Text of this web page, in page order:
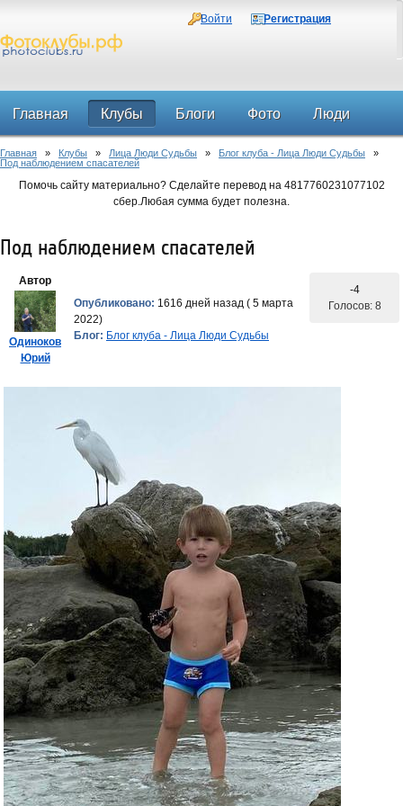
Войти Регистрация
Главная Клубы Блоги Фото Люди
Форум
Главная » Клубы » Лица Люди Судьбы » Блог клуба - Лица Люди Судьбы »
Под наблюдением спасателей
Помочь сайту материально? Сделайте перевод на 4817760231077102
сбер.Любая сумма будет полезна.
Под наблюдением спасателей
Автор
Одиноков
Юрий
Опубликовано: 1616 дней назад ( 5 марта
2022)
Блог: Блог клуба - Лица Люди Судьбы
-4
Голосов: 8